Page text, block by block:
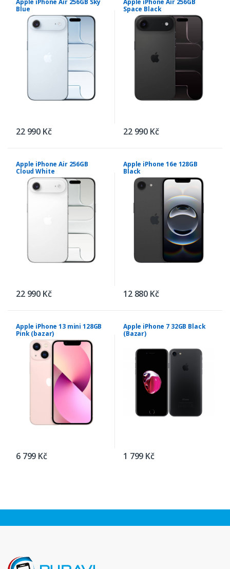
Blue
22 990 Kč
Space Black
22 990 Kč
Apple iPhone Air 256GB
Cloud White
22 990 Kč
Apple iPhone 16e 128GB
Black
12 880 Kč
Apple iPhone 13 mini 128GB
Pink (bazar)
6 799 Kč
Apple iPhone 7 32GB Black
(Bazar)
1 799 Kč